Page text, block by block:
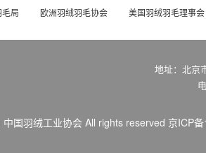
局 欧洲羽绒羽毛协会 美国羽绒羽毛理事会
地址：北京
国羽绒工业协会 All rights reserved 京ICP